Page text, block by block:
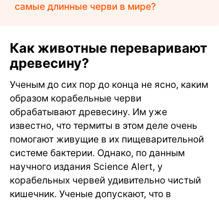
самые длинные черви в мире?
Как животные переваривают
древесину?
Ученым до сих пор до конца не ясно, каким
образом корабельные черви
обрабатывают древесину. Им уже
известно, что термиты в этом деле очень
помогают живущие в их пищеварительной
системе бактерии. Однако, по данным
научного издания Science Alert, у
корабельных червей удивительно чистый
кишечник. Ученые допускают, что в